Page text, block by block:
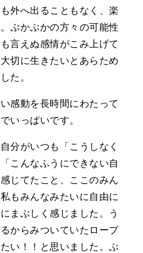
外へ出ることもなく、楽
ぷかぷかの方々の可能性
言えぬ感情がこみ上げて
切に生きたいとあらため
た。
感動を長時間にわたって
いっぱいです。
分がいつも「こうしなく
こんなふうにできない自
じてたこと、ここのみん
もみんなみたいに自由に
まぶしく感じました。う
からみついていたロープ
い！！と思いました。ぷ